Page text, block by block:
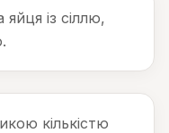
із сіллю,
кількістю